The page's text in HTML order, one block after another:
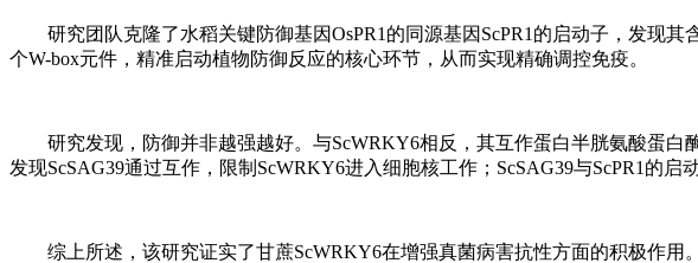
研究团队克隆了水稻关键防御基因OsPR1的同源基因ScPR1的启动子，发现
个W-box元件，精准启动植物防御反应的核心环节，从而实现精确调控免疫。
研究发现，防御并非越强越好。与ScWRKY6相反，其互作蛋白半胱氨酸蛋
发现ScSAG39通过互作，限制ScWRKY6进入细胞核工作；ScSAG39与ScPR1的
综上所述，该研究证实了甘蔗ScWRKY6在增强真菌病害抗性方面的积极作用